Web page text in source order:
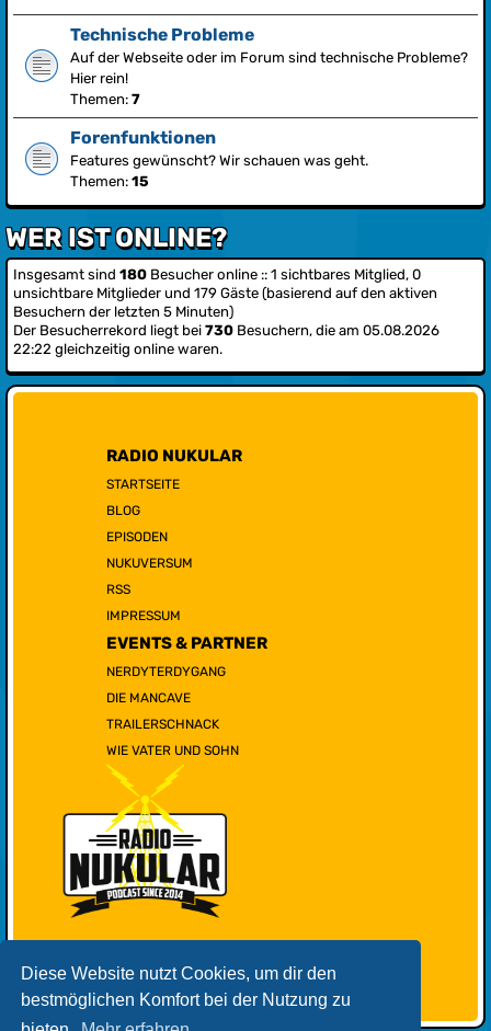
Diese Website nutzt Cookies, um dir den
bestmöglichen Komfort bei der Nutzung zu
Technische Probleme
Auf der Webseite oder im Forum sind technische Probleme?
Hier rein!
Themen: 7
Forenfunktionen
Features gewünscht? Wir schauen was geht.
Themen: 15
WER IST ONLINE?
Insgesamt sind 180 Besucher online :: 1 sichtbares Mitglied, 0
unsichtbare Mitglieder und 179 Gäste (basierend auf den aktiven
Besuchern der letzten 5 Minuten)
Der Besucherrekord liegt bei 730 Besuchern, die am 05.08.2026
22:22 gleichzeitig online waren.
RADIO NUKULAR
STARTSEITE
BLOG
EPISODEN
NUKUVERSUM
RSS
IMPRESSUM
EVENTS & PARTNER
NERDYTERDYGANG
DIE MANCAVE
TRAILERSCHNACK
WIE VATER UND SOHN